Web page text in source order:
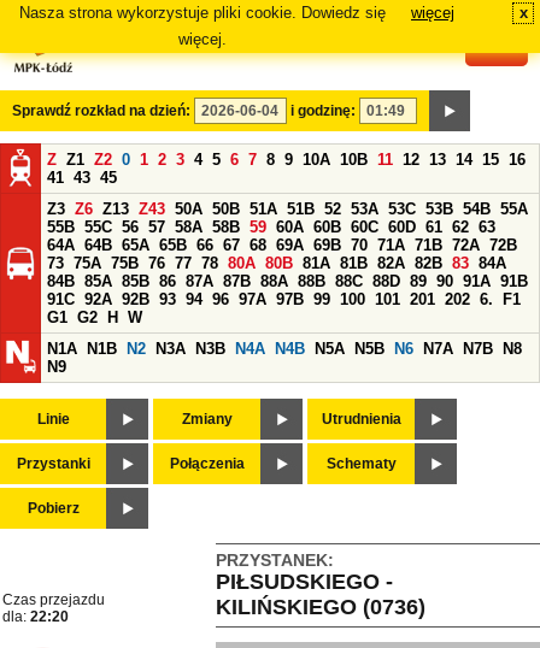
Nasza strona wykorzystuje pliki cookie. Dowiedz się
więcej.
więcej x
Sprawdź rozkład na dzień: i godzinę:
Z Z1 Z2 0 1 2 3 4 5 6 7 8 9 10A 10B 11 12 13 14 15 16
41 43 45
Z3 Z6 Z13 Z43 50A 50B 51A 51B 52 53A 53C 53B 54B 55A
55B 55C 56 57 58A 58B 59 60A 60B 60C 60D 61 62 63
64A 64B 65A 65B 66 67 68 69A 69B 70 71A 71B 72A 72B
73 75A 75B 76 77 78 80A 80B 81A 81B 82A 82B 83 84A
84B 85A 85B 86 87A 87B 88A 88B 88C 88D 89 90 91A 91B
91C 92A 92B 93 94 96 97A 97B 99 100 101 201 202 6.
F1
G1 G2 H
W
N1A
N1B N2 N3A N3B N4A N4B N5A N5B N6 N7A N7B
N8
N9
Linie Zmiany Utrudnienia
Przystanki Połączenia Schematy
Pobierz
PRZYSTANEK:
PIŁSUDSKIEGO -
KILIŃSKIEGO (0736)
Czas przejazdu
dla: 22:20